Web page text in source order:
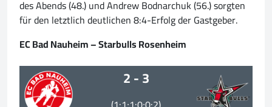
des Abends (48.) und Andrew Bodnarchuk (56.) sorgten
für den letztlich deutlichen 8:4-Erfolg der Gastgeber.
EC Bad Nauheim – Starbulls Rosenheim
2 - 3